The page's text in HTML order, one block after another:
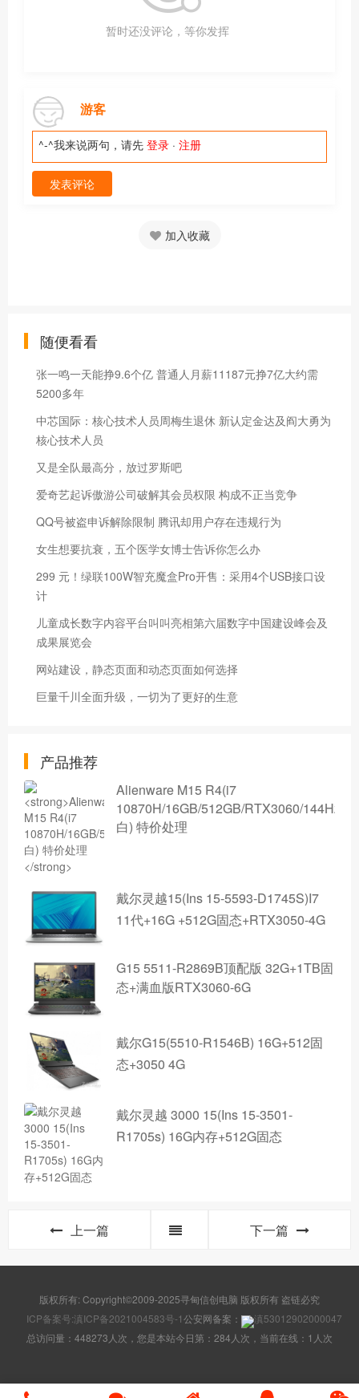
暂时还没评论，等你发挥
游客
^-^我来说两句，请先 登录 · 注册
发表评论
加入收藏
随便看看
张一鸣一天能挣9.6个亿 普通人月薪11187元挣7亿大约需
5200多年
中芯国际：核心技术人员周梅生退休 新认定金达及阎大勇为
核心技术人员
又是全队最高分，放过罗斯吧
爱奇艺起诉傲游公司破解其会员权限 构成不正当竞争
QQ号被盗申诉解除限制 腾讯却用户存在违规行为
女生想要抗衰，五个医学女博士告诉你怎么办
299 元！绿联100W智充魔盒Pro开售：采用4个USB接口设
计
儿童成长数字内容平台叫叫亮相第六届数字中国建设峰会及
成果展览会
网站建设，静态页面和动态页面如何选择
巨量千川全面升级，一切为了更好的生意
产品推荐
Alienware M15 R4(i7
10870H/16GB/512GB/RTX3060/144Hz/
白) 特价处理
戴尔灵越15(Ins 15-5593-D1745S)I7
11代+16G +512G固态+RTX3050-4G
G15 5511-R2869B顶配版 32G+1TB固
态+满血版RTX3060-6G
戴尔G15(5510-R1546B) 16G+512固
态+3050 4G
戴尔灵越 3000 15(Ins 15-3501-
R1705s) 16G内存+512G固态
上一篇 下一篇
版权所有: Copyright©2009-2025寻甸信创电脑 版权所有 盗链必究
ICP备案号:滇ICP备2021004583号-1公安网备案：
滇53012902000047
总访问量：448273人次，您是本站今日第：284人次，当前在线：1人次